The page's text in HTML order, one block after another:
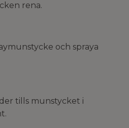
rena.
och spraya
tills munstycket i